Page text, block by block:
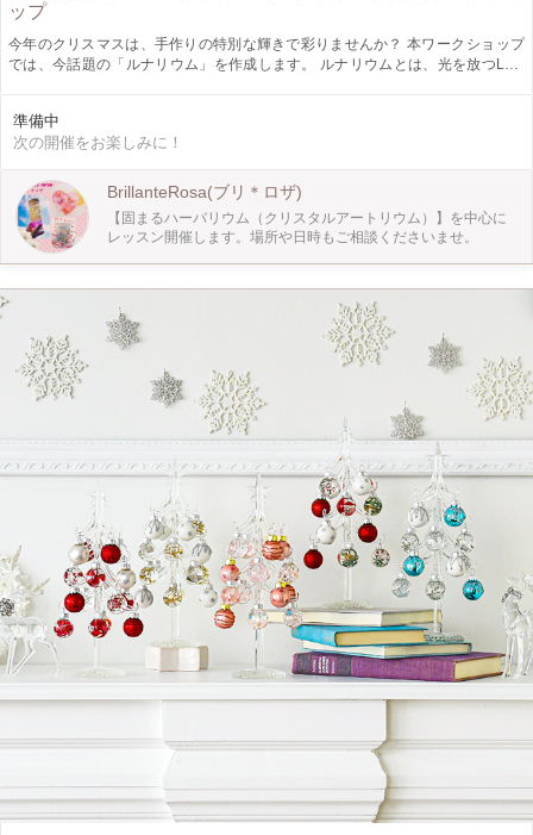
ップ
今年のクリスマスは、手作りの特別な輝きで彩りませんか？ 本ワークショップ
では、今話題の「ルナリウム」を作成します。 ルナリウムとは、光を放つLED
に、ミニチュアのサンタ、ツリー、クリスマスプレゼントなどのパーツを自由に
配置していきます。電源をオンにした瞬間に、目の前に広がるのは、まるで物語
ずのミニチュアが幾重にも連なり、奥行き数センチの箱とは思えない、神秘的な
空間が完成します。 ★ 作品の魅力と特徴 無限に広がる奥行き： 鏡のトリックを
利用し、奥行きのある雪景色をボックスの中に再現。SNS映えも抜群の、驚きと
感動をもたらす作品です。 温かいLEDの輝き： 作品全体を優しく照らすLEDラ
イトを内蔵。夜間は間接照明として、昼間は美しいオブジェとして楽しめます。
世界に一つだけのデザイン： 配置するパーツや雪の量など、すべて自由にカス
タマイズ可能。あなたの創造力で、サンタの秘密基地、雪深い森など、自分だけ
のオリジナルクリスマスストーリーを表現できます。 特別なギフトにも最適：
市販品にはない温かみと感動を込めて、大切な人へプレゼントしてみませんか？
手作りの特別なギフトは、きっと記憶に残る宝物になります。 ★ こんな方にお
すすめ クリスマスを特別な飾りで迎えたい方 ハンドメイドやものづくりに興味
りたい方 初めての方やお子様（保護者同伴）でも、短時間で完成度の高い作品
をお持ち帰りいただけます。
準備中
次の開催をお楽しみに！
BrillanteRosa(ブリ＊ロザ)
【固まるハーバリウム（クリスタルアートリウム）】を中心に
レッスン開催します。場所や日時もご相談くださいませ。